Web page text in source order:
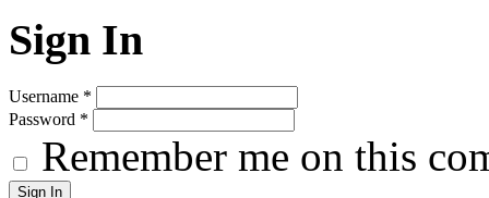
Sign In
Username *
Password *
Remember me on this